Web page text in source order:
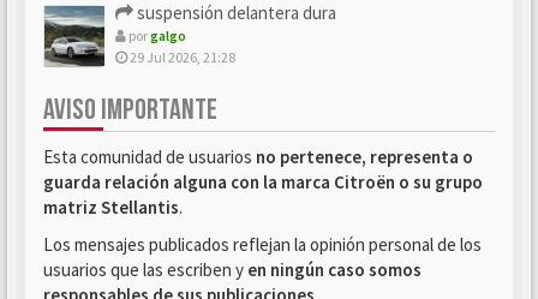
suspensión delantera dura
porgalgo
29 Jul 2026, 21:28
AVISO IMPORTANTE
Esta comunidad de usuarios no pertenece, representa o
guarda relación alguna con la marca Citroën o su grupo
matriz Stellantis.
Los mensajes publicados reflejan la opinión personal de los
usuarios que las escriben y en ningún caso somos